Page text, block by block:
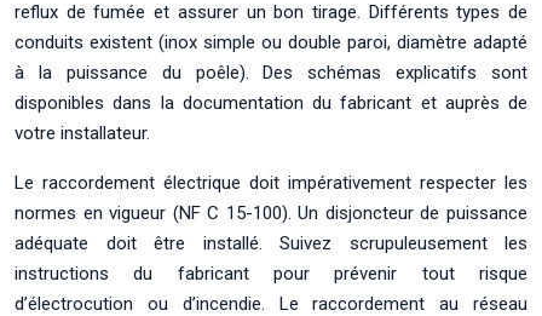
reflux de fumée et assurer un bon tirage. Différents types de
conduits existent (inox simple ou double paroi, diamètre adapté
à la puissance du poêle). Des schémas explicatifs sont
disponibles dans la documentation du fabricant et auprès de
votre installateur.
Le raccordement électrique doit impérativement respecter les
normes en vigueur (NF C 15-100). Un disjoncteur de puissance
adéquate doit être installé. Suivez scrupuleusement les
instructions du fabricant pour prévenir tout risque
d’électrocution ou d’incendie. Le raccordement au réseau